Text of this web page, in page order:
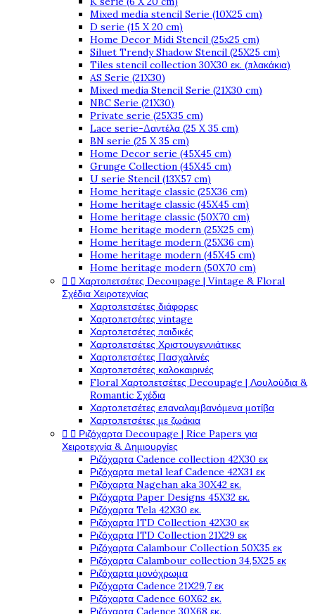
Mixed media stencil Serie (10X25 cm)
D serie (15 X 20 cm)
Home Decor Midi Stencil (25x25 cm)
Siluet Trendy Shadow Stencil (25X25 cm)
Tiles stencil collection 30X30 εκ. (πλακάκια)
AS Serie (21X30)
Mixed media Stencil Serie (21X30 cm)
NBC Serie (21X30)
Private serie (25X35 cm)
Lace serie-Δαντέλα (25 X 35 cm)
BN serie (25 X 35 cm)
Home Decor serie (45X45 cm)
Grunge Collection (45X45 cm)
U serie Stencil (13X57 cm)
Home heritage classic (25X36 cm)
Home heritage classic (45X45 cm)
Home heritage classic (50X70 cm)
Home heritage modern (25X25 cm)
Home heritage modern (25X36 cm)
Home heritage modern (45X45 cm)
Home heritage modern (50X70 cm)
  Χαρτοπετσέτες Decoupage | Vintage & Floral
Σχέδια Χειροτεχνίας
Χαρτοπετσέτες διάφορες
Χαρτοπετσέτες vintage
Χαρτοπετσέτες παιδικές
Χαρτοπετσέτες Χριστουγεννιάτικες
Χαρτοπετσέτες Πασχαλινές
Χαρτοπετσέτες καλοκαιρινές
Floral Χαρτοπετσέτες Decoupage | Λουλούδια &
Romantic Σχέδια
Χαρτοπετσέτες επαναλαμβανόμενα μοτίβα
Χαρτοπετσέτες με ζωάκια
  Ριζόχαρτα Decoupage | Rice Papers για
Χειροτεχνία & Δημιουργίες
Ριζόχαρτα Cadence collection 42X30 εκ
Ριζόχαρτα metal leaf Cadence 42X31 εκ
Ριζόχαρτα Nagehan aka 30X42 εκ.
Ριζόχαρτα Paper Designs 45X32 εκ.
Ριζόχαρτα Tela 42Χ30 εκ.
Ριζόχαρτα ITD Collection 42X30 εκ
Ριζόχαρτα ITD Collection 21X29 εκ
Ριζόχαρτα Calambour Collection 50X35 εκ
Ριζόχαρτα Calambour collection 34,5X25 εκ
Ριζόχαρτα μονόχρωμα
Ριζόχαρτα Cadence 21Χ29,7 εκ
Ριζόχαρτα Cadence 60X62 εκ.
Ριζόχαρτα Cadence 30X68 εκ.